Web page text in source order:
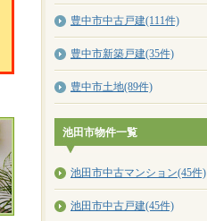
豊中市中古戸建(111件)
豊中市新築戸建(35件)
豊中市土地(89件)
池田市物件一覧
池田市中古マンション(45件)
池田市中古戸建(45件)